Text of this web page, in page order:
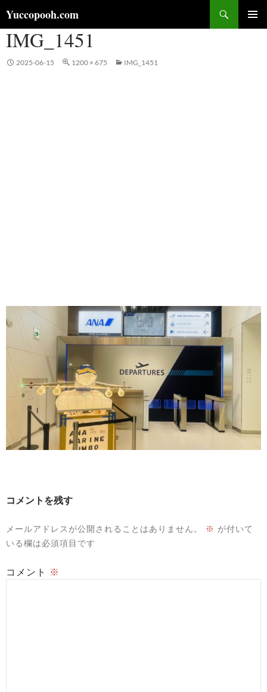
ン
テ
ン
ツ
Yuccopooh.com
索
IMG_1451
2025-06-15 1200 × 675 IMG_1451
コメントを残す
メールアドレスが公開されることはありません。 ※ が付いて
いる欄は必須項目です
コメント ※